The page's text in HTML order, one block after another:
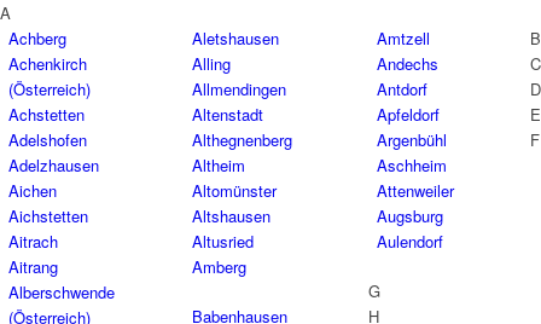
A
Achberg
Achenkirch
(Österreich)
Achstetten
Adelshofen
Adelzhausen
Aichen
Aichstetten
Aitrach
Aitrang
Alberschwende
(Österreich)
Aletshausen
Alling
Allmendingen
Altenstadt
Althegnenberg
Altheim
Altomünster
Altshausen
Altusried
Amberg
Amtzell
Andechs
Antdorf
Apfeldorf
Argenbühl
Aschheim
Attenweiler
Augsburg
Aulendorf
B
Babenhausen
C
D
E
F
G
H